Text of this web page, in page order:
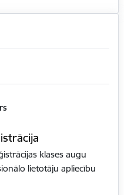
klases augu
lietotāju apliecību